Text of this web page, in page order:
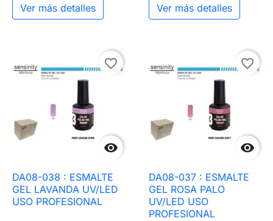
Ver más detalles Ver más detalles

favorite_border
DA08-038 : ESMALTE
GEL LAVANDA UV/LED
USO PROFESIONAL

favorite_border
DA08-037 : ESMALTE
GEL ROSA PALO
UV/LED USO
PROFESIONAL